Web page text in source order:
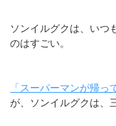
ソンイルグクは、いつ
のはすごい。
「スーパーマンが帰っ
が、ソンイルグクは、